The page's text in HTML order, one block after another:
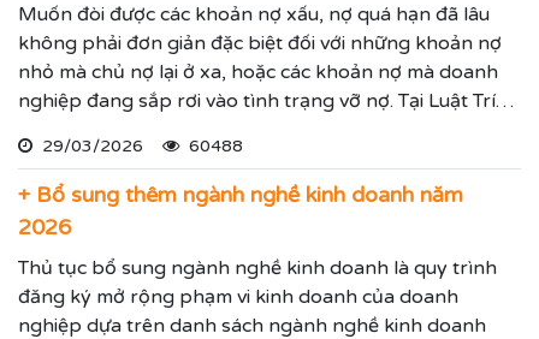
Muốn đòi được các khoản nợ xấu, nợ quá hạn đã lâu
không phải đơn giản đặc biệt đối với những khoản nợ
nhỏ mà chủ nợ lại ở xa, hoặc các khoản nợ mà doanh
nghiệp đang sắp rơi vào tình trạng vỡ nợ. Tại Luật Trí
quyết các tranh chấp kinh tế hiệu quả đảm bảo sẽ giúp
thực hiện các yêu cầu mà Quý vị đưa ra.
29/03/2026 60488
+ Bổ sung thêm ngành nghề kinh doanh năm
2026
Thủ tục bổ sung ngành nghề kinh doanh là quy trình
đăng ký mở rộng phạm vi kinh doanh của doanh
nghiệp dựa trên danh sách ngành nghề kinh doanh